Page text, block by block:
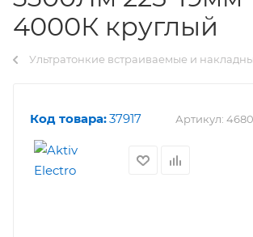
4000К круглый
Ультратонкие встраиваемые и
Код товара:37917 Артикул: